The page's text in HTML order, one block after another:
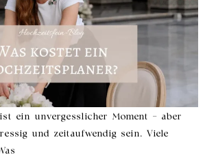
ein unvergesslicher Moment – aber
und zeitaufwendig sein. Viele